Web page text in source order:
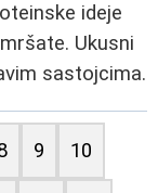
ideje
Ukusni
sastojcima.
9 10